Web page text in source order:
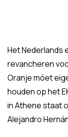
Het Nederlands
revancheren
Oranje móet
houden op het
in Athene staat
Alejandro